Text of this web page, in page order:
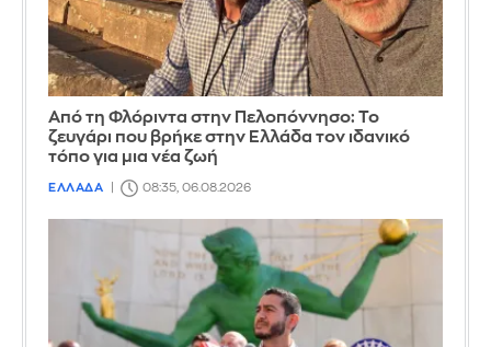
Από τη Φλόριντα στην Πελοπόννησο: Το
ζευγάρι που βρήκε στην Ελλάδα τον ιδανικό
τόπο για μια νέα ζωή
ΕΛΛΑΔΑ 08:35, 06.08.2026